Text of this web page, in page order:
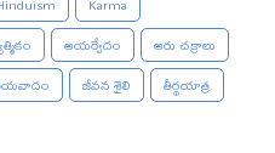
ఆయర్వేదం
ఆరు చక్రాలు
జీవన శైలి
తీర్థయాత్ర